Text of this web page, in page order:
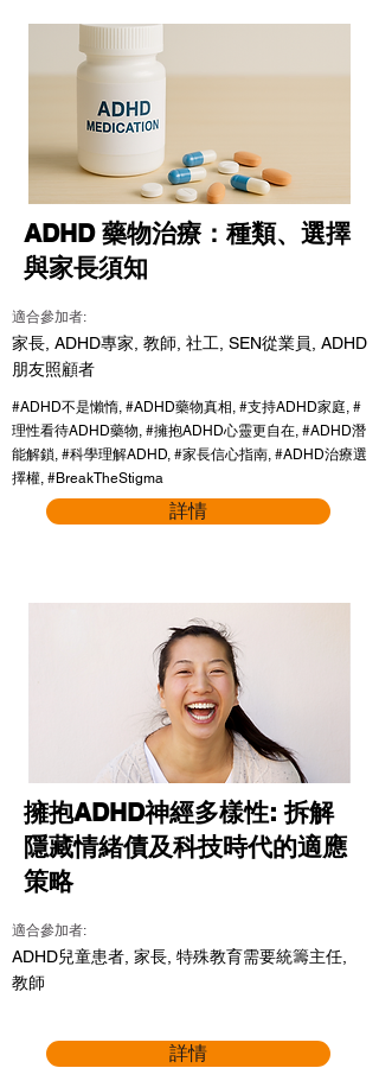
ADHD 藥物治療：種類、選擇
與家長須知
適合參加者:
家長, ADHD專家, 教師, 社工, SEN從業員, ADHD
朋友照顧者
#ADHD不是懶惰, #ADHD藥物真相, #支持ADHD家庭, #
理性看待ADHD藥物, #擁抱ADHD心靈更自在, #ADHD潛
能解鎖, #科學理解ADHD, #家長信心指南, #ADHD治療選
擇權, #BreakTheStigma
詳情
擁抱ADHD神經多樣性: 拆解
隱藏情緒債及科技時代的適應
策略
適合參加者:
ADHD兒童患者, 家長, 特殊教育需要統籌主任,
教師
詳情